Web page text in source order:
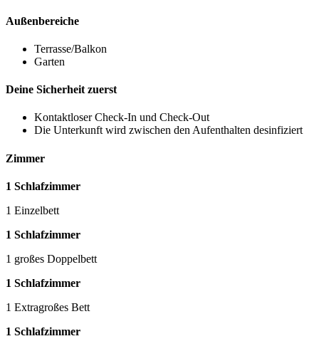
Außenbereiche
Terrasse/Balkon
Garten
Deine Sicherheit zuerst
Kontaktloser Check-In und Check-Out
Die Unterkunft wird zwischen den Aufenthalten desinfiziert
Zimmer
1 Schlafzimmer
1 Einzelbett
1 Schlafzimmer
1 großes Doppelbett
1 Schlafzimmer
1 Extragroßes Bett
1 Schlafzimmer